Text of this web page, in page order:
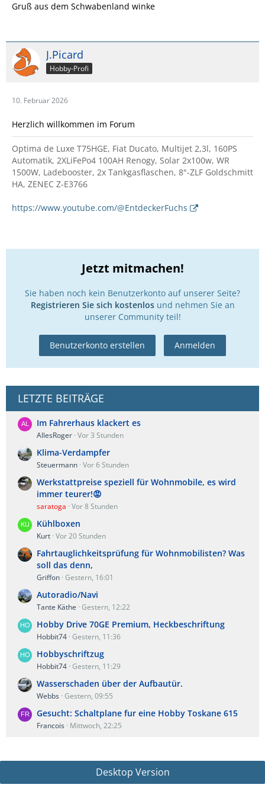
Gruß aus dem Schwabenland winke
J.Picard
Hobby-Profi
10. Februar 2026
Herzlich willkommen im Forum
Optima de Luxe T75HGE, Fiat Ducato, Multijet 2,3l, 160PS
Automatik, 2XLiFePo4 100AH Renogy, Solar 2x100w, WR
1500W, Ladebooster, 2x Tankgasflaschen, 8"-ZLF Goldschmitt
HA, ZENEC Z-E3766
https://www.youtube.com/@EntdeckerFuchs
Jetzt mitmachen!
Sie haben noch kein Benutzerkonto auf unserer Seite?
Registrieren Sie sich kostenlosund nehmen Sie an
unserer Community teil!
Benutzerkonto erstellen Anmelden
LETZTE BEITRÄGE
Im Fahrerhaus klackert es
AllesRoger Vor 3 Stunden
Klima-Verdampfer
Steuermann Vor 6 Stunden
Werkstattpreise speziell für Wohnmobile, es wird
immer teurer!😡
saratoga Vor 8 Stunden
Kühlboxen
Kurt Vor 20 Stunden
Fahrtauglichkeitsprüfung für Wohnmobilisten? Was
soll das denn,
Griffon Gestern, 16:01
Autoradio/Navi
Tante Käthe Gestern, 12:22
Hobby Drive 70GE Premium, Heckbeschriftung
Hobbit74 Gestern, 11:36
Hobbyschriftzug
Hobbit74 Gestern, 11:29
Wasserschaden über der Aufbautür.
Webbs Gestern, 09:55
Gesucht: Schaltplane fur eine Hobby Toskane 615
Francois Mittwoch, 22:25
Desktop Version